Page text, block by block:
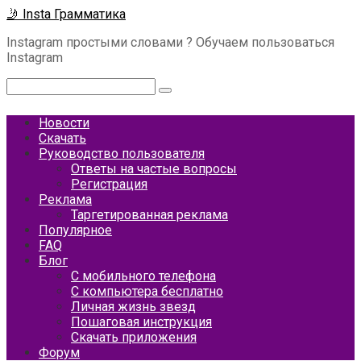
Перейти
контенту
🤳 Insta Грамматика
Instagram простыми словами ? Обучаем пользоваться
Instagram
Новости
Скачать
Руководство пользователя
Ответы на частые вопросы
Регистрация
Реклама
Таргетированная реклама
Популярное
FAQ
Блог
С мобильного телефона
С компьютера бесплатно
Личная жизнь звезд
Пошаговая инструкция
Скачать приложения
Форум